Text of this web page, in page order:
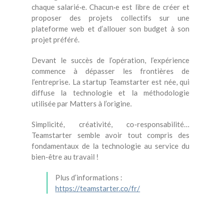
chaque salarié·e. Chacun·e est libre de créer et
proposer des projets collectifs sur une
plateforme web et d’allouer son budget à son
projet préféré.
Devant le succès de l’opération, l’expérience
commence à dépasser les frontières de
l’entreprise. La startup Teamstarter est née, qui
diffuse la technologie et la méthodologie
utilisée par Matters à l’origine.
Simplicité, créativité, co-responsabilité…
Teamstarter semble avoir tout compris des
fondamentaux de la technologie au service du
bien-être au travail !
Plus d’informations :
https://teamstarter.co/fr/